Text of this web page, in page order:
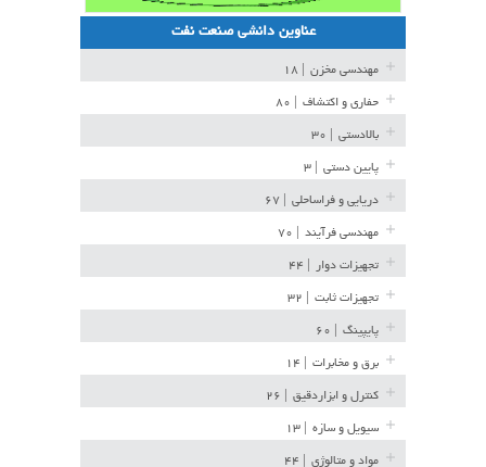
عناوین دانشی صنعت نفت
مهندسی مخزن
حفاری و اکتشاف
بالادستی
پایین دستی
دریایی و فراساحلی
مهندسی فرآیند
تجهیزات دوار
تجهیزات ثابت
پایپینگ
برق و مخابرات
کنترل و ابزاردقیق
سیویل و سازه
مواد و متالوژی